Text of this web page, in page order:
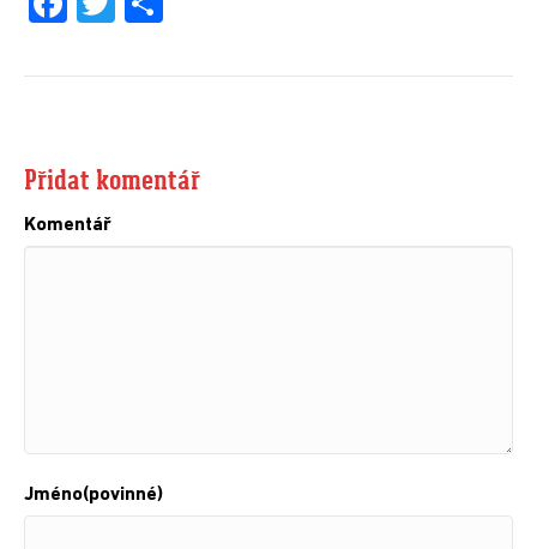
bo er
Přidat komentář
Komentář
Jméno(povinné)